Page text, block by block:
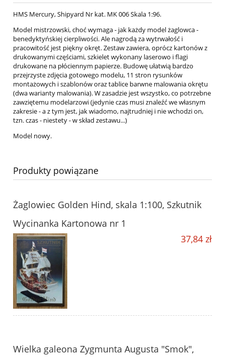
HMS Mercury, Shipyard Nr kat. MK 006 Skala 1:96.
Model mistrzowski, choć wymaga - jak każdy model żaglowca -
benedyktyńskiej cierpliwości. Ale nagrodą za wytrwałość i
pracowitość jest piękny okręt. Zestaw zawiera, oprócz kartonów z
drukowanymi częściami, szkielet wykonany laserowo i flagi
drukowane na płóciennym papierze. Budowę ułatwią bardzo
przejrzyste zdjęcia gotowego modelu, 11 stron rysunków
montażowych i szablonów oraz tablice barwne malowania okrętu
(dwa warianty malowania). W zasadzie jest wszystko, co potrzebne
zawziętemu modelarzowi (jedynie czas musi znaleźć we własnym
zakresie - a z tym jest, jak wiadomo, najtrudniej i nie wchodzi on,
tzn. czas - niestety - w skład zestawu...)
Model nowy.
Produkty powiązane
Żaglowiec Golden Hind, skala 1:100, Szkutnik
Wycinanka Kartonowa nr 1
37,84 zł
Wielka galeona Zygmunta Augusta "Smok",